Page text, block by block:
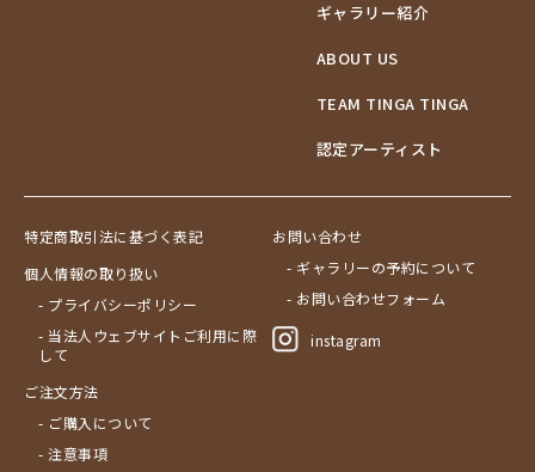
ギャラリー紹介
ABOUT US
TEAM TINGA TINGA
認定アーティスト
特定商取引法に基づく表記
個人情報の取り扱い
- プライバシーポリシー
- 当法人ウェブサイトご利用に際
して
ご注文方法
- ご購入について
- 注意事項
お問い合わせ
- ギャラリーの予約について
- お問い合わせフォーム
instagram